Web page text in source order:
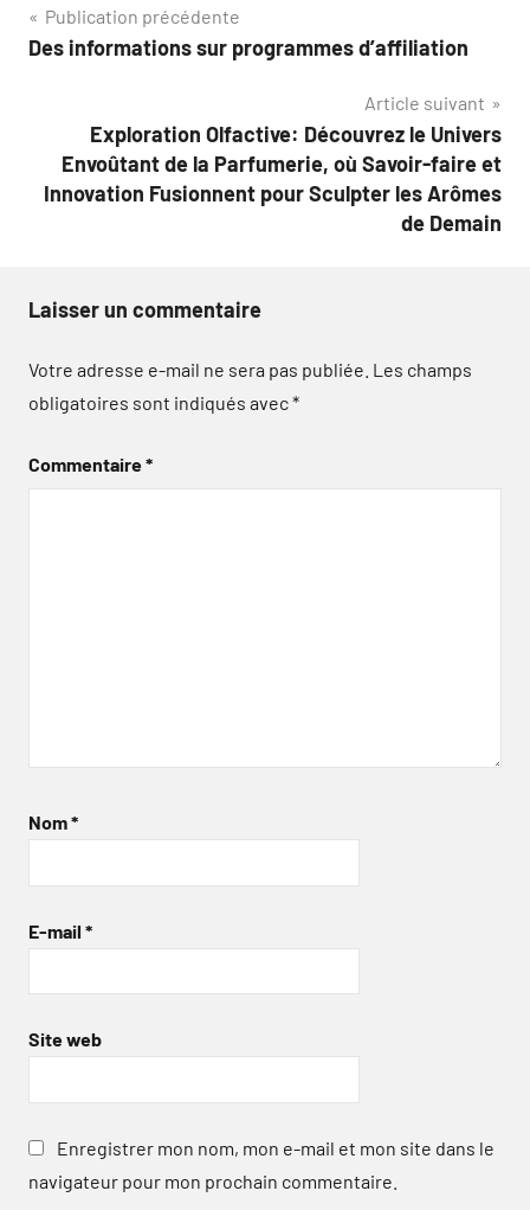
Navigation
de
Publication précédente
Des informations sur programmes d’affiliation
Article suivant
Exploration Olfactive: Découvrez le Univers
Envoûtant de la Parfumerie, où Savoir-faire et
Innovation Fusionnent pour Sculpter les Arômes
de Demain
Laisser un commentaire
Votre adresse e-mail ne sera pas publiée. Les champs
obligatoires sont indiqués avec*
Commentaire*
Nom*
E-mail *
Site web
Enregistrer mon nom, mon e-mail et mon site dans le
navigateur pour mon prochain commentaire.